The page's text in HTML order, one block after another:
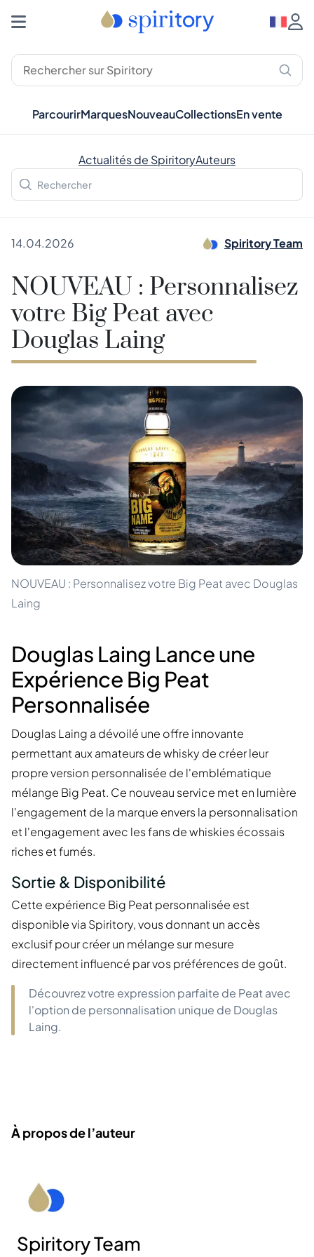
ParcourirMarquesNouveauCollectionsEn vente
Actualités de SpiritoryAuteurs
14.04.2026 Spiritory Team
NOUVEAU : Personnalisez
votre Big Peat avec
Douglas Laing
NOUVEAU : Personnalisez votre Big Peat avec Douglas
Laing
Douglas Laing Lance une
Expérience Big Peat
Personnalisée
Douglas Laing a dévoilé une offre innovante
permettant aux amateurs de whisky de créer leur
propre version personnalisée de l'emblématique
mélange Big Peat. Ce nouveau service met en lumière
l'engagement de la marque envers la personnalisation
et l'engagement avec les fans de whiskies écossais
riches et fumés.
Sortie & Disponibilité
Cette expérience Big Peat personnalisée est
disponible via Spiritory, vous donnant un accès
exclusif pour créer un mélange sur mesure
directement influencé par vos préférences de goût.
Découvrez votre expression parfaite de Peat avec
l'option de personnalisation unique de Douglas
Laing.
À propos de l’auteur
Spiritory Team